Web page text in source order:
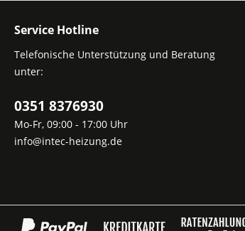
Service Hotline
Telefonische Unterstützung und Beratung
unter:
0351 8376930
Mo-Fr, 09:00 - 17:00 Uhr
info@intec-heizung.de